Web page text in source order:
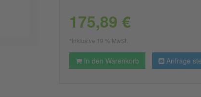
175,89 €
*inklusive 19 % MwSt.
In den Warenkorb Anfrage